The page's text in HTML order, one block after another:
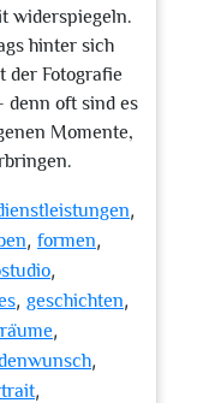
widerspiegeln.
hinter sich
der Fotografie
denn oft sind es
Momente,
,
, formen,
,
, geschichten,
,
,
,